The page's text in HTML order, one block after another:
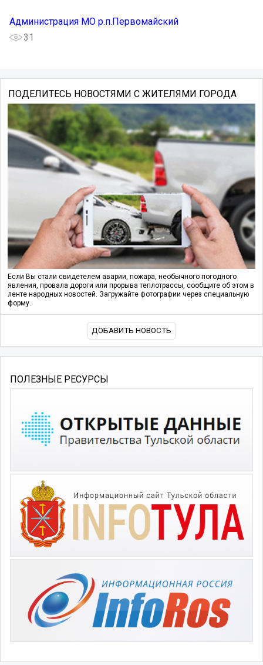
Администрация МО р.п.Первомайский
31
ПОДЕЛИТЕСЬ НОВОСТЯМИ С ЖИТЕЛЯМИ ГОРОДА
Если Вы стали свидетелем аварии, пожара, необычного погодного
явления, провала дороги или прорыва теплотрассы, сообщите об этом в
ленте народных новостей. Загружайте фотографии через специальную
форму.
ДОБАВИТЬ НОВОСТЬ
ПОЛЕЗНЫЕ РЕСУРСЫ